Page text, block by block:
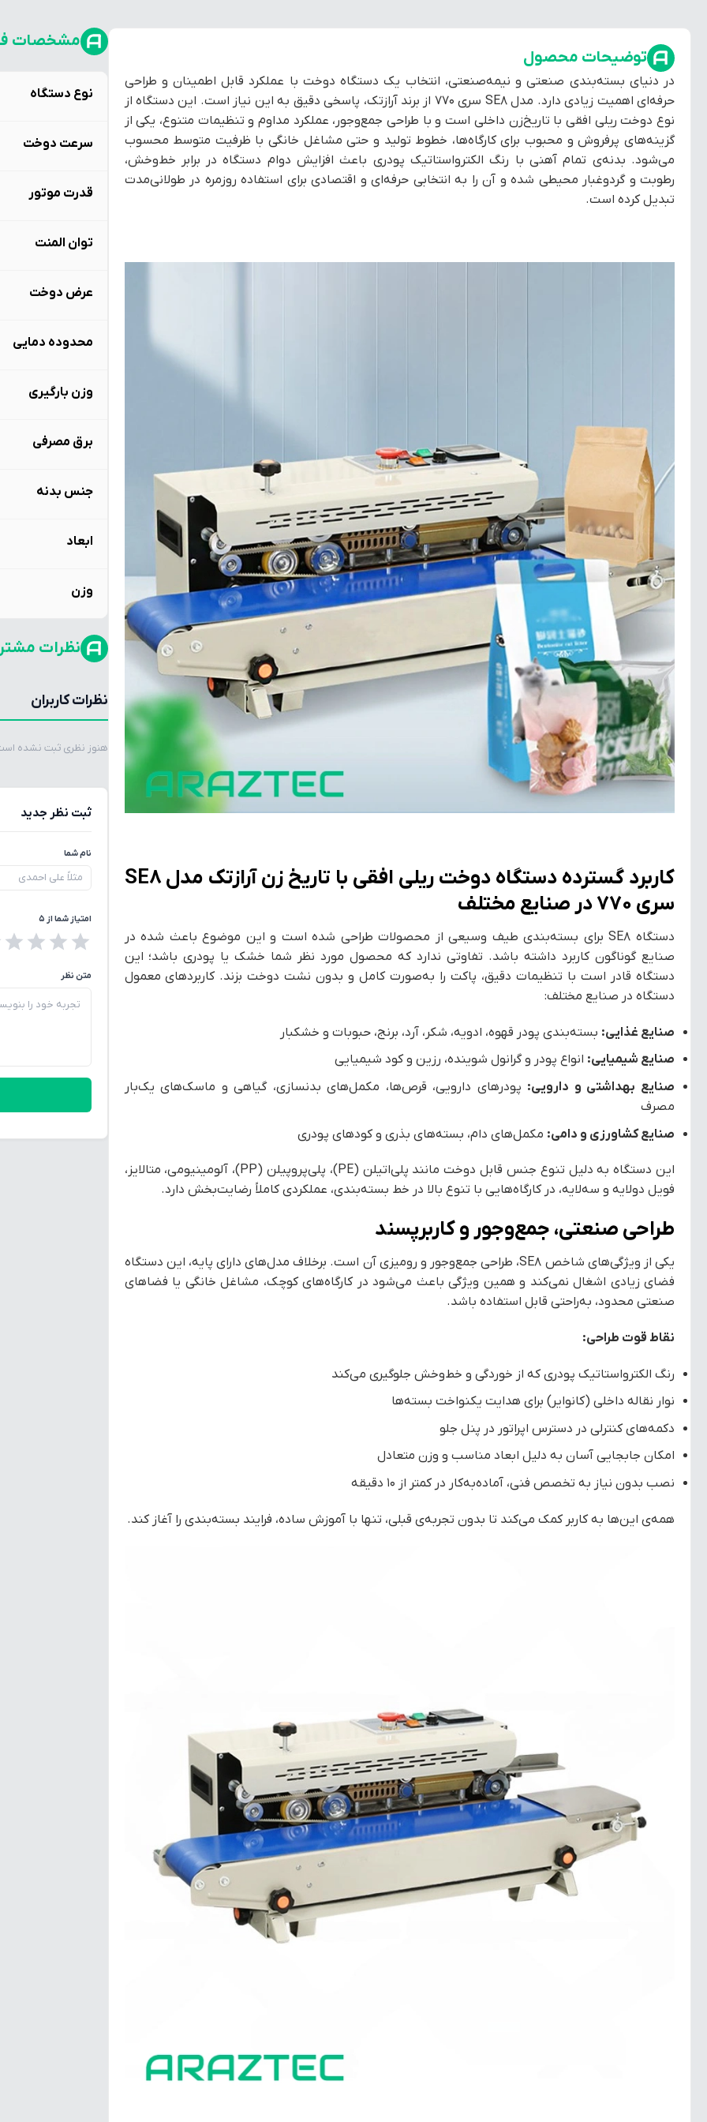
توضیحات محصول
در دنیای بسته‌بندی صنعتی و نیمه‌صنعتی، انتخاب یک دستگاه دوخت با عملکرد قابل اطمینان و طراحی
حرفه‌ای اهمیت زیادی دارد. مدل SE8 سری ۷۷۰ از برند آرازتک، پاسخی دقیق به این نیاز است. این دستگاه از
نوع دوخت ریلی افقی با تاریخ‌زن داخلی است و با طراحی جمع‌وجور، عملکرد مداوم و تنظیمات متنوع، یکی از
گزینه‌های پرفروش و محبوب برای کارگاه‌ها، خطوط تولید و حتی مشاغل خانگی با ظرفیت متوسط محسوب
می‌شود. بدنه‌ی تمام آهنی با رنگ الکترواستاتیک پودری باعث افزایش دوام دستگاه در برابر خط‌وخش،
رطوبت و گردوغبار محیطی شده و آن را به انتخابی حرفه‌ای و اقتصادی برای استفاده روزمره در طولانی‌مدت
تبدیل کرده است.
کاربرد گسترده دستگاه دوخت ریلی افقی با تاریخ زن آرازتک مدل SE8
سری ۷۷۰ در صنایع مختلف
دستگاه SE8 برای بسته‌بندی طیف وسیعی از محصولات طراحی شده است و این موضوع باعث شده در
صنایع گوناگون کاربرد داشته باشد. تفاوتی ندارد که محصول مورد نظر شما خشک یا پودری باشد؛ این
دستگاه قادر است با تنظیمات دقیق، پاکت را به‌صورت کامل و بدون نشت دوخت بزند. کاربردهای معمول
دستگاه در صنایع مختلف:
صنایع غذایی: بسته‌بندی پودر قهوه، ادویه، شکر، آرد، برنج، حبوبات و خشکبار
صنایع شیمیایی: انواع پودر و گرانول شوینده، رزین و کود شیمیایی
صنایع بهداشتی و دارویی: پودرهای دارویی، قرص‌ها، مکمل‌های بدنسازی، گیاهی و ماسک‌های یک‌بار
مصرف
صنایع کشاورزی و دامی: مکمل‌های دام، بسته‌های بذری و کودهای پودری
این دستگاه به دلیل تنوع جنس قابل دوخت مانند پلی‌اتیلن (PE)، پلی‌پروپیلن (PP)، آلومینیومی، متالایز،
فویل دولایه و سه‌لایه، در کارگاه‌هایی با تنوع بالا در خط بسته‌بندی، عملکردی کاملاً رضایت‌بخش دارد.
طراحی صنعتی، جمع‌وجور و کاربرپسند
یکی از ویژگی‌های شاخص SE8، طراحی جمع‌وجور و رومیزی آن است. برخلاف مدل‌های دارای پایه، این دستگاه
فضای زیادی اشغال نمی‌کند و همین ویژگی باعث می‌شود در کارگاه‌های کوچک، مشاغل خانگی یا فضاهای
صنعتی محدود، به‌راحتی قابل استفاده باشد.
نقاط قوت طراحی:
رنگ الکترواستاتیک پودری که از خوردگی و خط‌وخش جلوگیری می‌کند
نوار نقاله داخلی (کانوایر) برای هدایت یکنواخت بسته‌ها
دکمه‌های کنترلی در دسترس اپراتور در پنل جلو
امکان جابجایی آسان به دلیل ابعاد مناسب و وزن متعادل
نصب بدون نیاز به تخصص فنی، آماده‌به‌کار در کمتر از ۱۰ دقیقه
همه‌ی این‌ها به کاربر کمک می‌کند تا بدون تجربه‌ی قبلی، تنها با آموزش ساده، فرایند بسته‌بندی را آغاز کند.
مشخصات
نوع دستگاه
سرعت دوخت
قدرت موتور
توان المنت
عرض دوخت
محدوده دمایی
وزن بارگیری
برق مصرفی
جنس بدنه
ابعاد
وزن
نظرات
نظرات کاربران
هنوز نظری ثبت نشده
ثبت نظر جدید
نام شما
امتیاز شما از ۵
متن نظر